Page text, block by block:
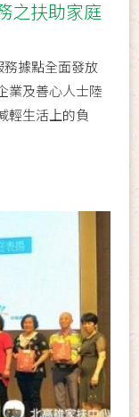
之扶助家庭
據點全面發放
業及善心人士陸
輕生活上的負